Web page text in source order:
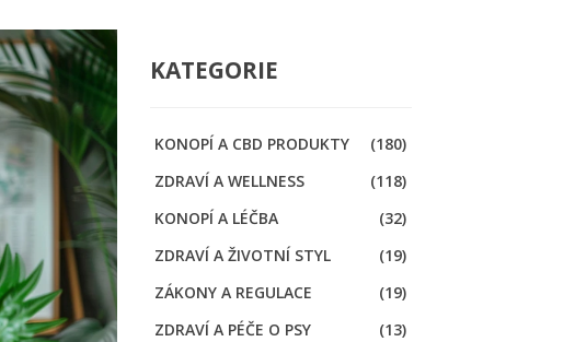
KATEGORIE
KONOPÍ A CBD PRODUKTY
(180)
ZDRAVÍ A WELLNESS
(118)
KONOPÍ A LÉČBA
(32)
ZDRAVÍ A ŽIVOTNÍ STYL
(19)
ZÁKONY A REGULACE
(19)
ZDRAVÍ A PÉČE O PSY
(13)